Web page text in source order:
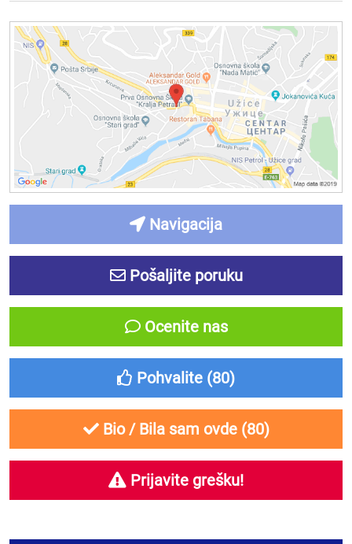
Navigacija
Pošaljite poruku
Ocenite nas
Pohvalite (80)
Bio / Bila sam ovde (80)
Prijavite grešku!